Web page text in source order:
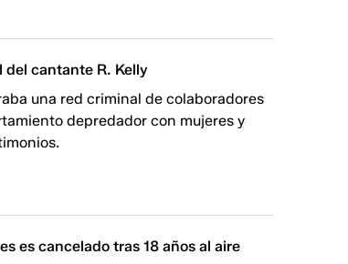
del cantante R. Kelly
una red criminal de colaboradores
depredador con mujeres y
es cancelado tras 18 años al aire